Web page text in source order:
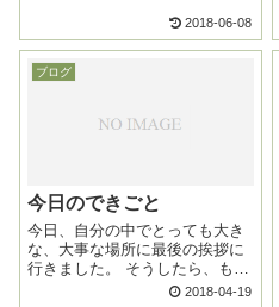
2018-06-08
ブログ
今日のできごと
今日、自分の中でとっても大き
な、大事な場所に最後の挨拶に
行きました。 そうしたら、もう
大丈夫！てわかった！ その為に2018-04-19